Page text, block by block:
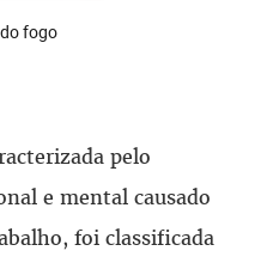
fogo
pelo
e mental causado
foi classificada